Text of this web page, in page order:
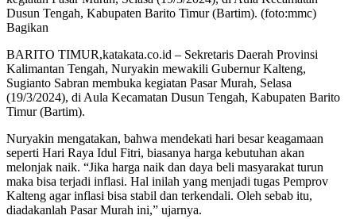
Dusun Tengah, Kabupaten Barito Timur (Bartim). (foto:mmc)
Bagikan
BARITO TIMUR,katakata.co.id – Sekretaris Daerah Provinsi
Kalimantan Tengah, Nuryakin mewakili Gubernur Kalteng,
Sugianto Sabran membuka kegiatan Pasar Murah, Selasa
(19/3/2024), di Aula Kecamatan Dusun Tengah, Kabupaten Barito
Timur (Bartim).
Nuryakin mengatakan, bahwa mendekati hari besar keagamaan
seperti Hari Raya Idul Fitri, biasanya harga kebutuhan akan
melonjak naik. “Jika harga naik dan daya beli masyarakat turun
maka bisa terjadi inflasi. Hal inilah yang menjadi tugas Pemprov
Kalteng agar inflasi bisa stabil dan terkendali. Oleh sebab itu,
diadakanlah Pasar Murah ini,” ujarnya.